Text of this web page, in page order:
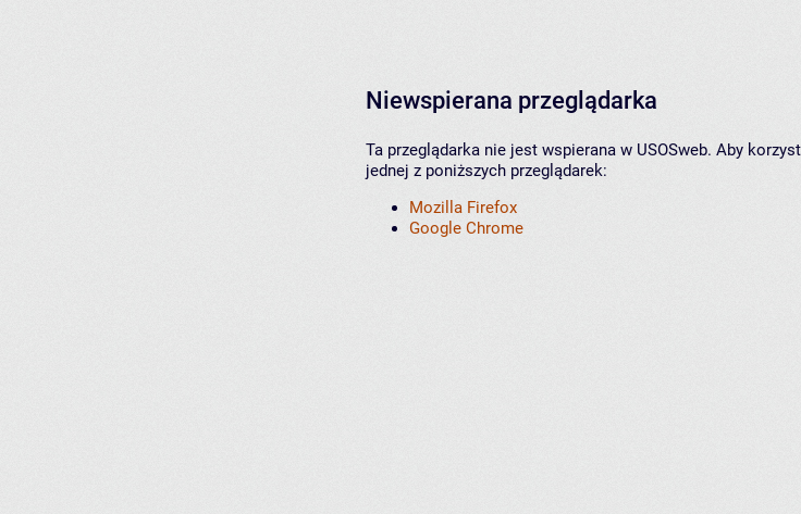
Niewspierana przeglądarka
Ta przeglądarka nie jest wspierana w USOSweb. Aby
jednej z poniższych przeglądarek:
Mozilla Firefox
Google Chrome